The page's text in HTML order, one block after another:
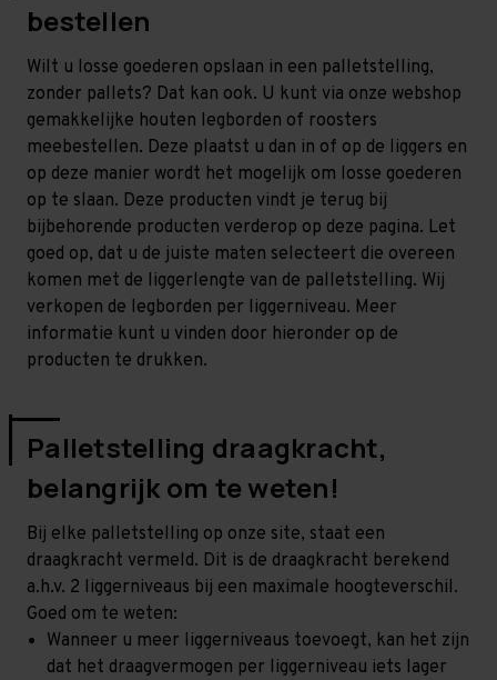
bestellen
Wilt u losse goederen opslaan in een palletstelling,
zonder pallets? Dat kan ook. U kunt via onze webshop
gemakkelijke houten legborden of roosters
meebestellen. Deze plaatst u dan in of op de liggers en
op deze manier wordt het mogelijk om losse goederen
op te slaan. Deze producten vindt je terug bij
bijbehorende producten verderop op deze pagina. Let
goed op, dat u de juiste maten selecteert die overeen
komen met de liggerlengte van de palletstelling. Wij
verkopen de legborden per liggerniveau. Meer
informatie kunt u vinden door hieronder op de
producten te drukken.
Palletstelling draagkracht,
belangrijk om te weten!
Bij elke palletstelling op onze site, staat een
draagkracht vermeld. Dit is de draagkracht berekend
a.h.v. 2 liggerniveaus bij een maximale hoogteverschil.
Goed om te weten:
Wanneer u meer liggerniveaus toevoegt, kan het zijn
dat het draagvermogen per liggerniveau iets lager